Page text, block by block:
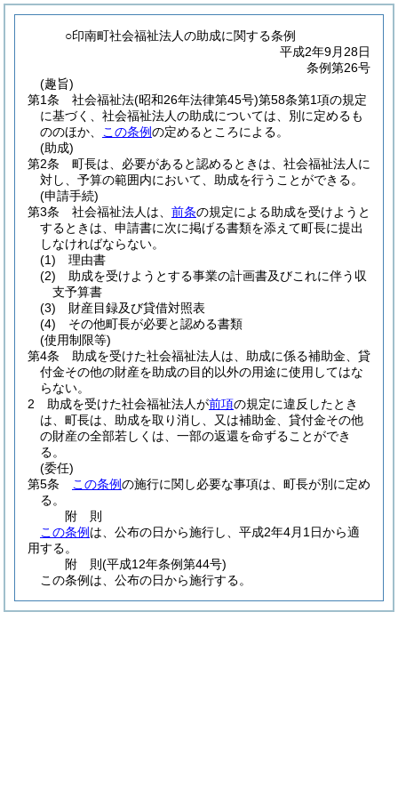
○印南町社会福祉法人の助成に関する条例
平成2年9月28日
条例第26号
(趣旨)
第1条
社会福祉法(昭和26年法律第45号)第58条第1項の規定
に基づく、社会福祉法人の助成については、別に定めるも
ののほか、
この条例の定めるところによる。
(助成)
第2条
町長は、必要があると認めるときは、社会福祉法人に
対し、予算の範囲内において、助成を行うことができる。
(申請手続)
第3条
社会福祉法人は、 前条の規定による助成を受けようと
するときは、申請書に次に掲げる書類を添えて町長に提出
しなければならない。
(1)
理由書
(2)
助成を受けようとする事業の計画書及びこれに伴う収
支予算書
(3)
財産目録及び貸借対照表
(4)
その他町長が必要と認める書類
(使用制限等)
第4条
助成を受けた社会福祉法人は、助成に係る補助金、貸
付金その他の財産を助成の目的以外の用途に使用してはな
らない。
2
助成を受けた社会福祉法人が前項の規定に違反したとき
は、町長は、助成を取り消し、又は補助金、貸付金その他
の財産の全部若しくは、一部の返還を命ずることができ
る。
(委任)
第5条
この条例の施行に関し必要な事項は、町長が別に定め
る。
附 則
この条例 は、公布の日から施行し、平成2年4月1日から適
用する。
附 則(平成12年条例第44号)
この条例は、公布の日から施行する。